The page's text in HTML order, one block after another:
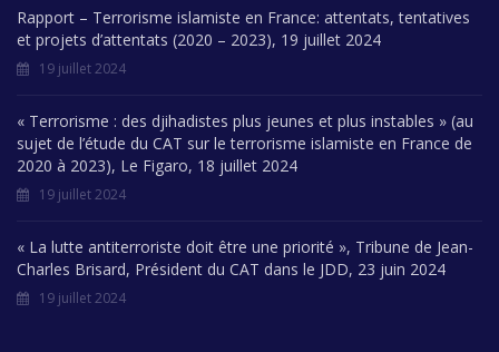
Rapport – Terrorisme islamiste en France: attentats, tentatives
et projets d’attentats (2020 – 2023), 19 juillet 2024
19 juillet 2024
« Terrorisme : des djihadistes plus jeunes et plus instables » (au
sujet de l’étude du CAT sur le terrorisme islamiste en France de
2020 à 2023), Le Figaro, 18 juillet 2024
19 juillet 2024
« La lutte antiterroriste doit être une priorité », Tribune de Jean-
Charles Brisard, Président du CAT dans le JDD, 23 juin 2024
19 juillet 2024